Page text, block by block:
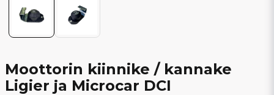
Moottorin kiinnike / kannake
Ligier ja Microcar DCI